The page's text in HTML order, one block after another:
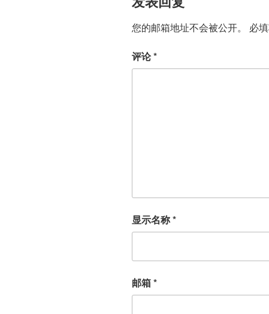
您的邮箱地址不会被公开。 必
评论*
显示名称*
邮箱*